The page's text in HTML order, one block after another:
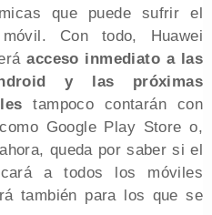
que puede sufrir el
Con todo, Huawei
acceso inmediato a las
y las próximas
tampoco contarán con
Google Play Store o,
queda por saber si el
a todos los móviles
también para los que se